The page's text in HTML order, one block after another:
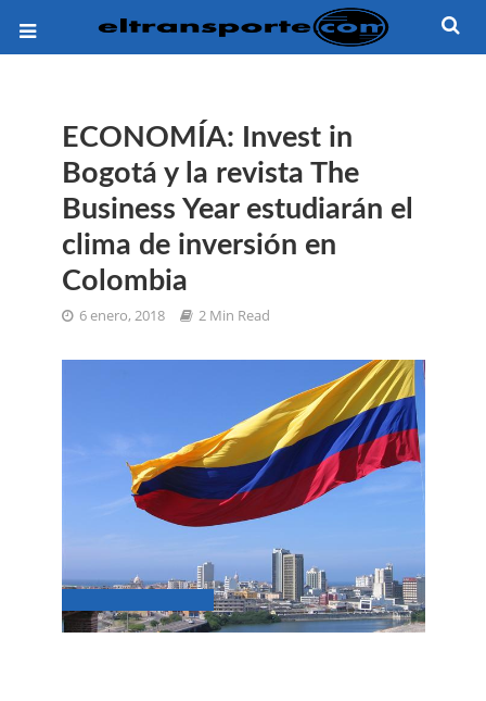
ECONOMÍA: Invest in
Bogotá y la revista The
Business Year estudiarán el
clima de inversión en
Colombia
6 enero, 2018 2 Min Read